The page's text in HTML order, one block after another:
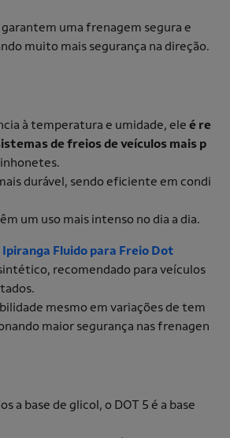
uma frenagem segura e
muito mais segurança na direção.
à temperatura e umidade, ele é re
de freios de veículos mais p
durável, sendo eficiente em condi
um uso mais intenso no dia a dia.
Ipiranga Fluido para Freio Dot
recomendado para veículos
mesmo em variações de tem
maior segurança nas frenagen
a base de glicol, o DOT 5 é a base